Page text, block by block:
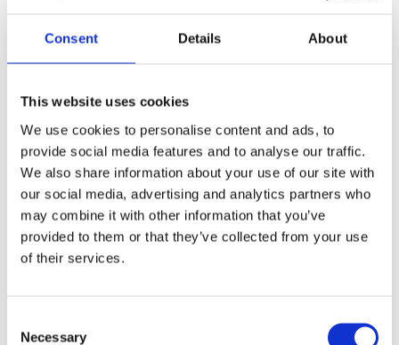
Consent Details About
This website uses cookies
We use cookies to personalise content and ads, to
provide social media features and to analyse our traffic.
We also share information about your use of our site with
our social media, advertising and analytics partners who
may combine it with other information that you’ve
provided to them or that they’ve collected from your use
of their services.
Selection
Necessary
biltilbehør
lommelykt lommelykter, Nød
Kjøp produkt uten print
Ekstra informasjon
Send forespørsel om produkt med print